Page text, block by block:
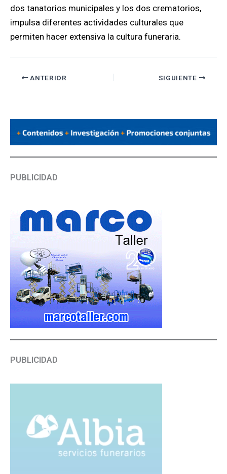
dos tanatorios municipales y los dos crematorios,
impulsa diferentes actividades culturales que
permiten hacer extensiva la cultura funeraria.
ANTERIOR SIGUIENTE
PUBLICIDAD
PUBLICIDAD